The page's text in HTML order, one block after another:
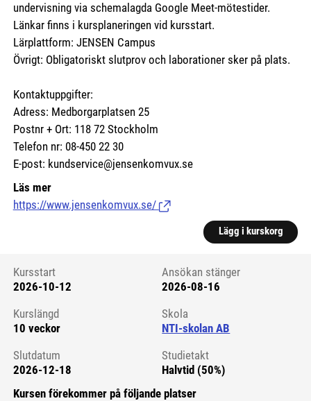
undervisning via schemalagda Google Meet-mötestider.
Länkar finns i kursplaneringen vid kursstart.
Lärplattform: JENSEN Campus
Övrigt: Obligatoriskt slutprov och laborationer sker på plats.
Kontaktuppgifter:
Adress: Medborgarplatsen 25
Postnr + Ort: 118 72 Stockholm
Telefon nr: 08-450 22 30
E-post: kundservice@jensenkomvux.se
Läs mer
https://www.jensenkomvux.se/ (Länk till extern sida.)
Lägg i kurskorg
Kursstart 6109662
Kursstart
2026-10-12
Ansökan stänger
2026-08-16
Kurslängd
10 veckor
Skola
NTI-skolan AB
Slutdatum
2026-12-18
Studietakt
Halvtid (50%)
Kursen förekommer på följande platser